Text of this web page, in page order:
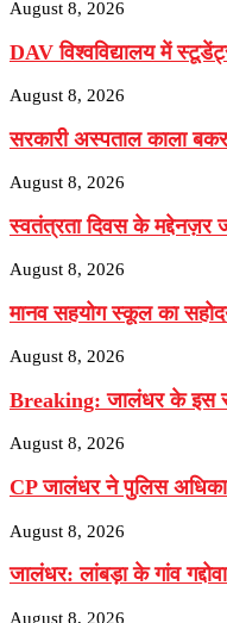
August 8, 2026
DAV विश्वविद्यालय में
August 8, 2026
सरकारी अस्पताल काला
August 8, 2026
स्वतंत्रता दिवस के मद्देनज़र
August 8, 2026
मानव सहयोग स्कूल का
August 8, 2026
Breaking: जालंधर के इस
August 8, 2026
CP जालंधर ने पुलिस
August 8, 2026
जालंधर: लांबड़ा के गांव
August 8, 2026